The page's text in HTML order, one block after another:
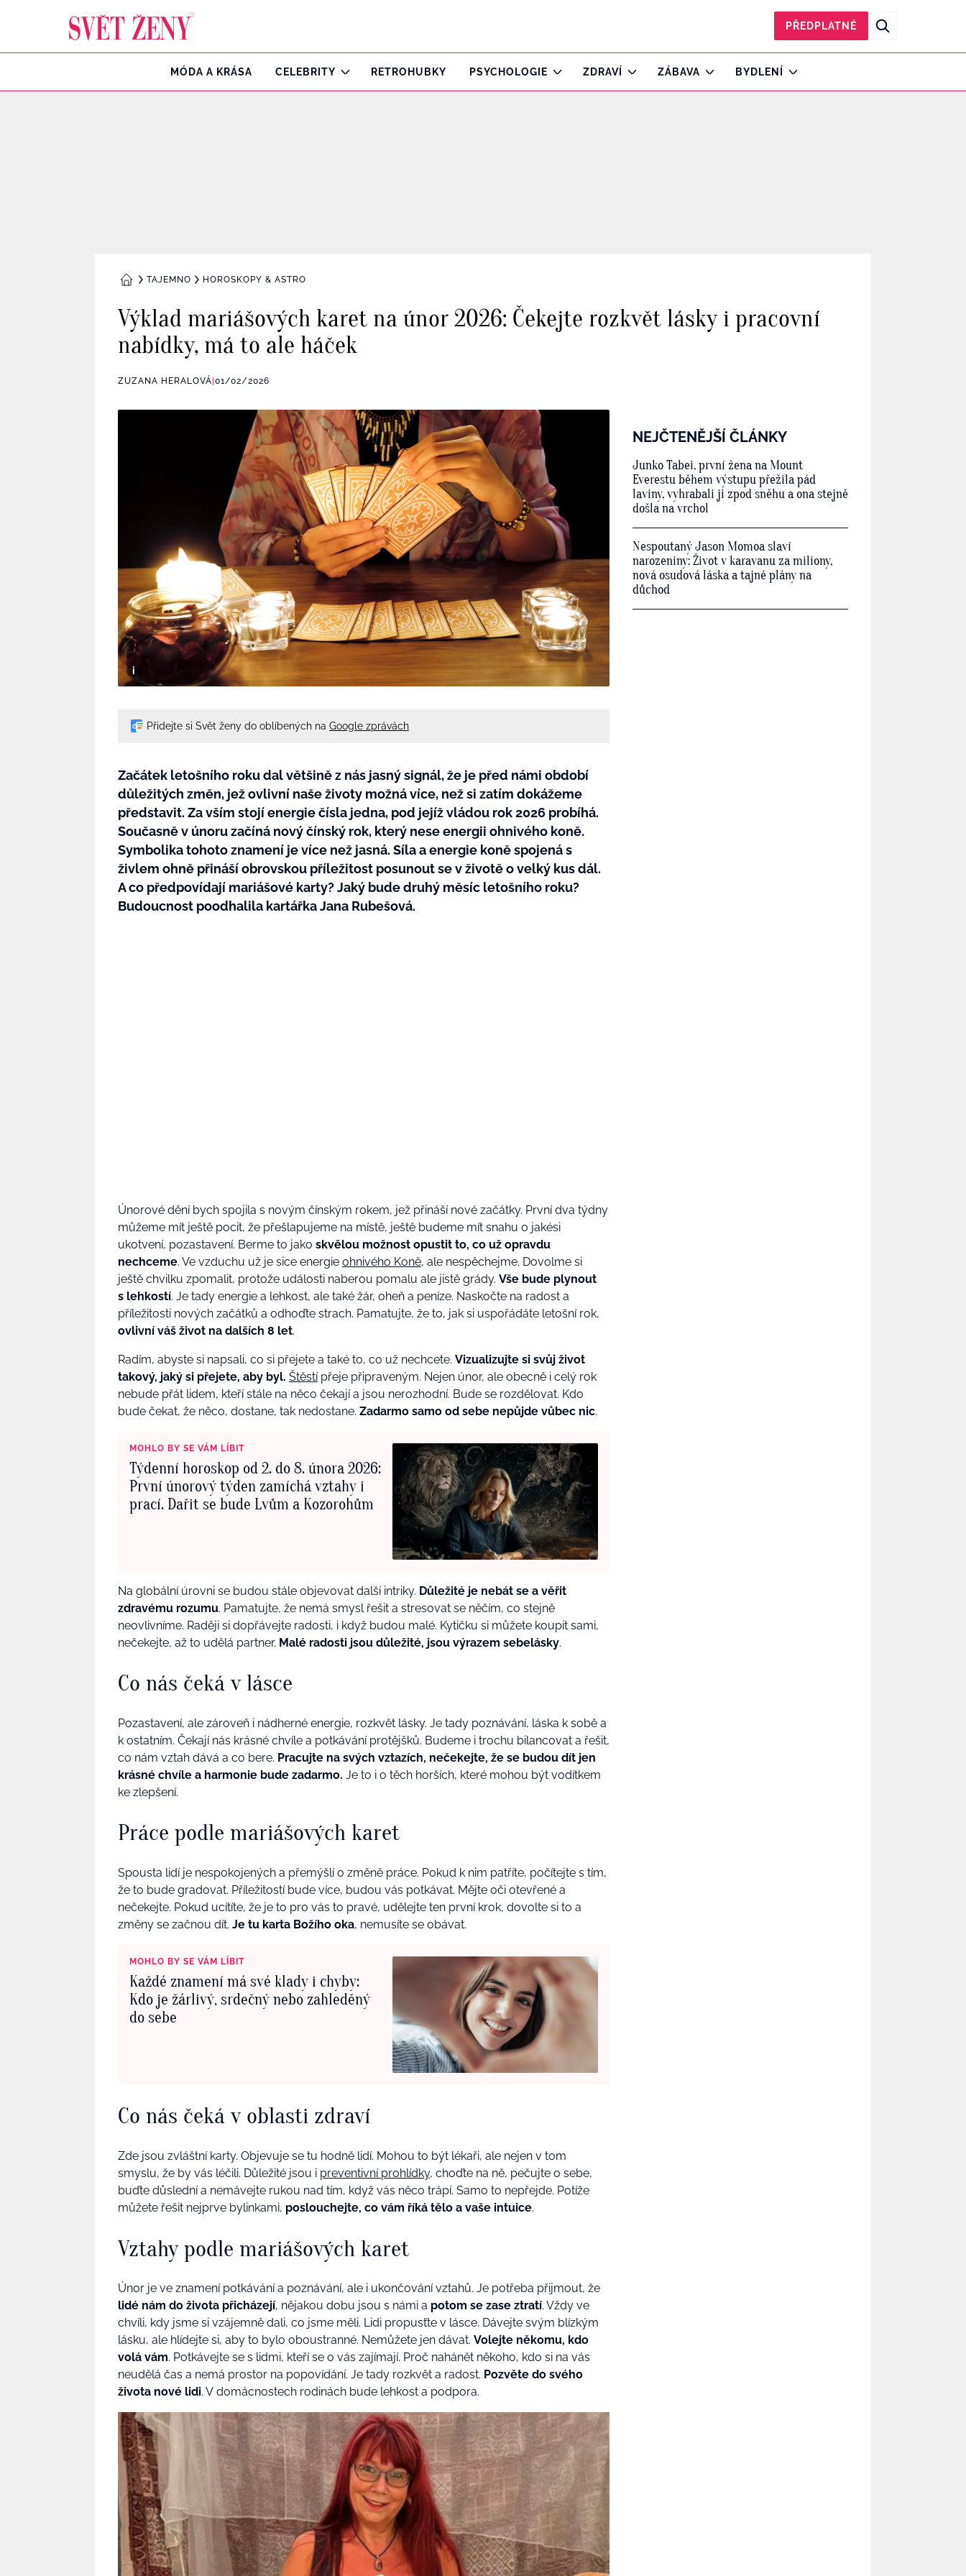
PŘEDPLATNÉ
MÓDA A KRÁSA CELEBRITY RETROHUBKY PSYCHOLOGIE ZDRAVÍ ZÁBAVA BYDLENÍ
DOMŮTAJEMNO HOROSKOPY & ASTRO
Výklad mariášových karet na únor 2026: Čekejte rozkvět lásky i pracovní
nabídky, má to ale háček
ZUZANA HERALOVÁ 01/02/2026
Přidejte si Svět ženy do oblíbených na Google zprávách
Začátek letošního roku dal většině z nás jasný signál, že je před námi období
důležitých změn, jež ovlivní naše životy možná více, než si zatím dokážeme
představit. Za vším stojí energie čísla jedna, pod jejíž vládou rok 2026 probíhá.
Současně v únoru začíná nový čínský rok, který nese energii ohnivého koně.
Symbolika tohoto znamení je více než jasná. Síla a energie koně spojená s
živlem ohně přináší obrovskou příležitost posunout se v životě o velký kus dál.
A co předpovídají mariášové karty? Jaký bude druhý měsíc letošního roku?
Budoucnost poodhalila kartářka Jana Rubešová.
Únorové dění bych spojila s novým čínským rokem, jež přináší nové začátky. První dva týdny
můžeme mít ještě pocit, že přešlapujeme na místě, ještě budeme mít snahu o jakési
ukotvení, pozastavení. Berme to jako skvělou možnost opustit to, co už opravdu
nechceme. Ve vzduchu už je sice energie ohnivého Koně, ale nespěchejme. Dovolme si
ještě chvilku zpomalit, protože události naberou pomalu ale jistě grády. Vše bude plynout
s lehkostí. Je tady energie a lehkost, ale také žár, oheň a peníze. Naskočte na radost a
příležitosti nových začátků a odhoďte strach. Pamatujte, že to, jak si uspořádáte letošní rok,
ovlivní váš život na dalších 8 let.
Radím, abyste si napsali, co si přejete a také to, co už nechcete. Vizualizujte si svůj život
takový, jaký si přejete, aby byl. Štěstípřeje připraveným. Nejen únor, ale obecně i celý rok
nebude přát lidem, kteří stále na něco čekají a jsou nerozhodní. Bude se rozdělovat. Kdo
bude čekat, že něco, dostane, tak nedostane. Zadarmo samo od sebe nepůjde vůbec nic.
MOHLO BY SE VÁM LÍBIT
Týdenní horoskop od 2. do 8. února 2026:
První únorový týden zamíchá vztahy i
prací. Dařit se bude Lvům a Kozorohům
Na globální úrovni se budou stále objevovat další intriky. Důležité je nebát se a věřit
zdravému rozumu. Pamatujte, že nemá smysl řešit a stresovat se něčím, co stejně
neovlivníme. Raději si dopřávejte radosti, i když budou malé. Kytičku si můžete koupit sami,
nečekejte, až to udělá partner. Malé radosti jsou důležité, jsou výrazem sebelásky.
Co nás čeká v lásce
Pozastavení, ale zároveň i nádherné energie, rozkvět lásky. Je tady poznávání, láska k sobě a
k ostatním. Čekají nás krásné chvíle a potkávání protějšků. Budeme i trochu bilancovat a řešit,
co nám vztah dává a co bere. Pracujte na svých vztazích, nečekejte, že se budou dít jen
krásné chvíle a harmonie bude zadarmo. Je to i o těch horších, které mohou být vodítkem
ke zlepšení.
Práce podle mariášových karet
Spousta lidí je nespokojených a přemýšlí o změně práce. Pokud k nim patříte, počítejte s tím,
že to bude gradovat. Příležitostí bude více, budou vás potkávat. Mějte oči otevřené a
nečekejte. Pokud ucítíte, že je to pro vás to pravé, udělejte ten první krok, dovolte si to a
změny se začnou dít. Je tu karta Božího oka, nemusíte se obávat.
MOHLO BY SE VÁM LÍBIT
Každé znamení má své klady i chyby:
Kdo je žárlivý, srdečný nebo zahleděný
do sebe
Co nás čeká v oblasti zdraví
Zde jsou zvláštní karty. Objevuje se tu hodně lidí. Mohou to být lékaři, ale nejen v tom
smyslu, že by vás léčili. Důležité jsou i preventivní prohlídky, choďte na ně, pečujte o sebe,
buďte důslední a nemávejte rukou nad tím, když vás něco trápí. Samo to nepřejde. Potíže
můžete řešit nejprve bylinkami, poslouchejte, co vám říká tělo a vaše intuice.
Vztahy podle mariášových karet
Únor je ve znamení potkávání a poznávání, ale i ukončování vztahů. Je potřeba přijmout, že
lidé nám do života přicházejí, nějakou dobu jsou s námi a potom se zase ztratí. Vždy ve
chvíli, kdy jsme si vzájemně dali, co jsme měli. Lidi propusťte v lásce. Dávejte svým blízkým
lásku, ale hlídejte si, aby to bylo oboustranné. Nemůžete jen dávat. Volejte někomu, kdo
volá vám. Potkávejte se s lidmi, kteří se o vás zajímají. Proč nahánět někoho, kdo si na vás
neudělá čas a nemá prostor na popovídání. Je tady rozkvět a radost. Pozvěte do svého
života nové lidi. V domácnostech rodinách bude lehkost a podpora.
NEJČTENĚJŠÍ ČLÁNKY
Junko Tabei, první žena na Mount
Everestu během výstupu přežila pád
laviny, vyhrabali ji zpod sněhu a ona stejně
došla na vrchol
Nespoutaný Jason Momoa slaví
narozeniny: Život v karavanu za miliony,
nová osudová láska a tajné plány na
důchod